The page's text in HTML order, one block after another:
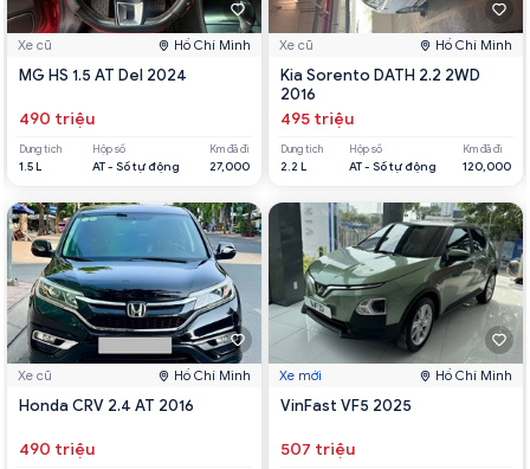
Xe cũ Hồ Chí Minh
MG HS 1.5 AT Del 2024
490 triệu
Dung tích
1.5 L
Hộp số
AT - Số tự động
Km đã đi
27,000
Xe cũ Hồ Chí Minh
Honda CRV 2.4 AT 2016
490 triệu
Xe cũ Hồ Chí Minh
Kia Sorento DATH 2.2 2WD
2016
495 triệu
Dung tích
2.2 L
Hộp số
AT - Số tự động
Km đã đi
120,000
Xe mới Hồ Chí Minh
VinFast VF5 2025
507 triệu